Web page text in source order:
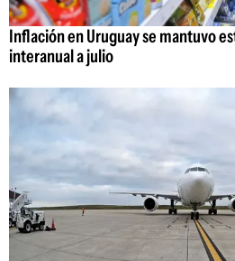
Inflación en Uruguay se mantuvo
interanual a julio